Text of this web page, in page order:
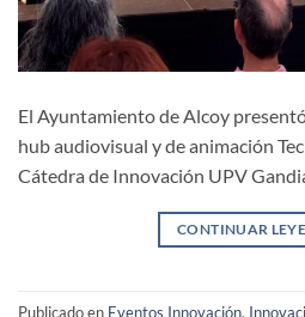
El Ayuntamiento de Alcoy
hub audiovisual y de animación
Cátedra de Innovación UPV
CONTINUAR
Publicado en Eventos Innovación,